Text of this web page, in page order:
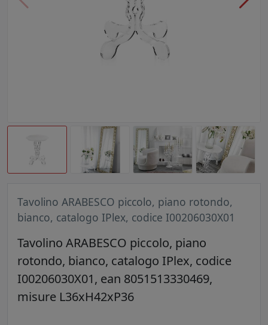
Tavolino ARABESCO piccolo, piano rotondo,
bianco, catalogo IPlex, codice I00206030X01
Tavolino ARABESCO piccolo, piano
rotondo, bianco, catalogo IPlex, codice
I00206030X01, ean 8051513330469,
misure L36xH42xP36